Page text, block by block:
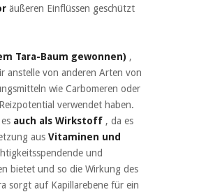
äußeren Einflüssen geschützt
Tara-Baum gewonnen) ,
anstelle von anderen Arten von
wie Carbomeren oder
verwendet haben.
auch als Wirkstoff , da es
ausVitaminen und
und
bietet und so die Wirkung des
sorgt auf Kapillarebene für ein